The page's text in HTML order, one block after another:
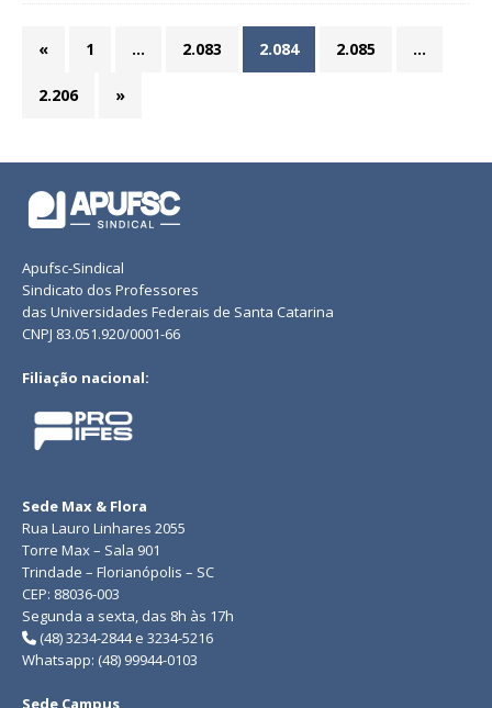
« 1 … 2.083 2.084 2.085 …
2.206 »
Apufsc-Sindical
Sindicato dos Professores
das Universidades Federais de Santa Catarina
CNPJ 83.051.920/0001-66
Filiação nacional:
Sede Max & Flora
Rua Lauro Linhares 2055
Torre Max – Sala 901
Trindade – Florianópolis – SC
CEP: 88036-003
Segunda a sexta, das 8h às 17h
(48) 3234-2844 e 3234-5216
Whatsapp: (48) 99944-0103
Sede Campus